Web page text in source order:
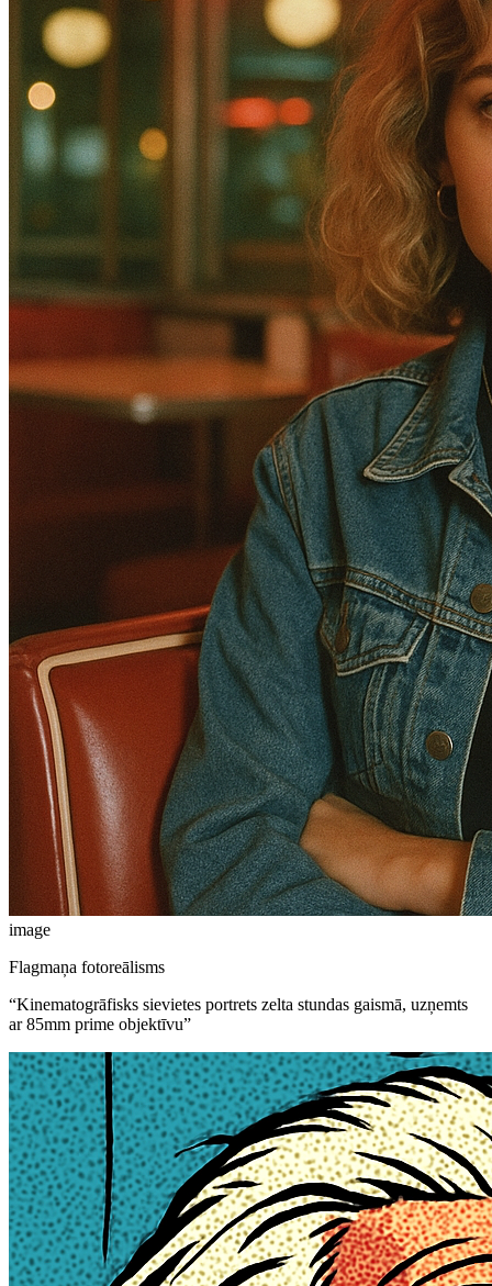
image
Flagmaņa fotoreālisms
“Kinematogrāfisks sievietes portrets zelta stundas gaismā, uzņemts
ar 85mm prime objektīvu”